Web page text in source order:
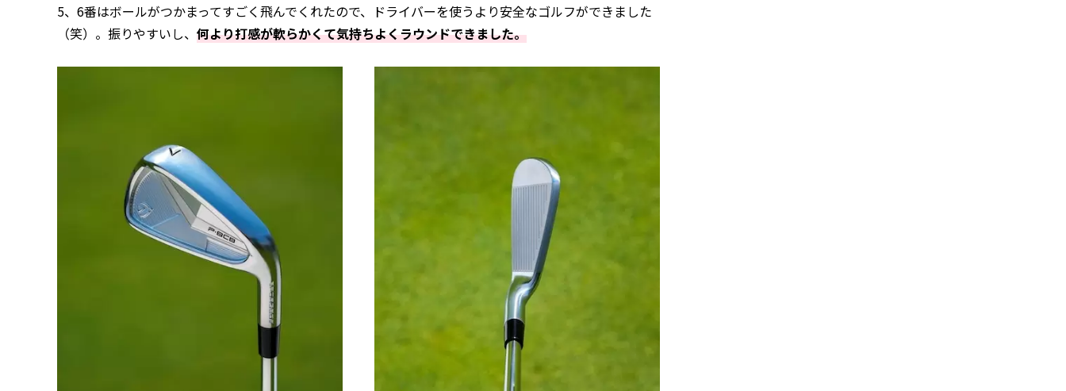
5、6番はボールがつかまってすごく飛んでくれたので、ドライバーを使うより安全なゴルフができました
（笑）。振りやすいし、 何より打感が軟らかくて気持ちよくラウンドできました。